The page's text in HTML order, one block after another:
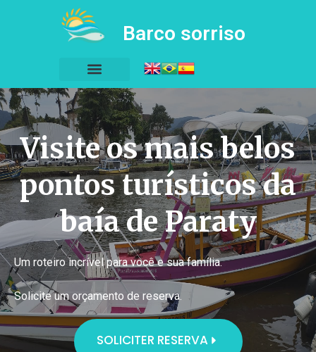
Barco sorriso
Visite os mais belos
pontos turísticos da
baía de Paraty
Um roteiro incrível para você e sua família.
Solicite um orçamento de reserva.
SOLICITER RESERVA